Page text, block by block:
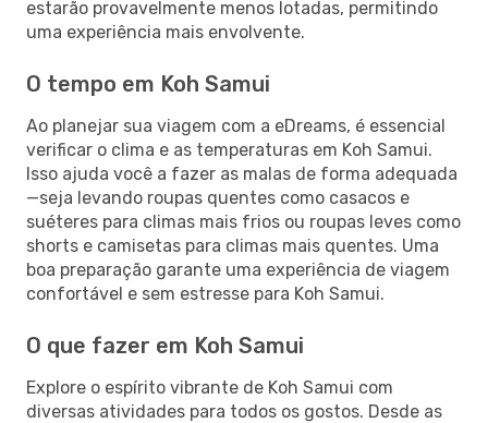
estarão provavelmente menos lotadas, permitindo
uma experiência mais envolvente.
O tempo em Koh Samui
Ao planejar sua viagem com a eDreams, é essencial
verificar o clima e as temperaturas em Koh Samui.
Isso ajuda você a fazer as malas de forma adequada
—seja levando roupas quentes como casacos e
suéteres para climas mais frios ou roupas leves como
shorts e camisetas para climas mais quentes. Uma
boa preparação garante uma experiência de viagem
confortável e sem estresse para Koh Samui.
O que fazer em Koh Samui
Explore o espírito vibrante de Koh Samui com
diversas atividades para todos os gostos. Desde as